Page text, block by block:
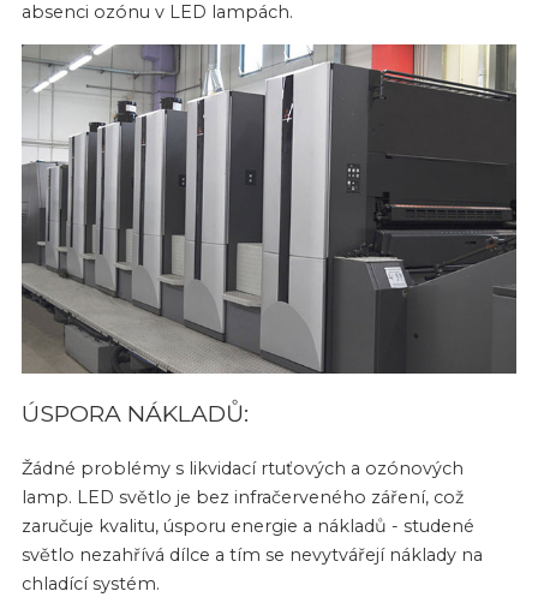
absenci ozónu v LED lampách.
ÚSPORA NÁKLADŮ:
Žádné problémy s likvidací rtuťových a ozónových
lamp. LED světlo je bez infračerveného záření, což
zaručuje kvalitu, úsporu energie a nákladů - studené
světlo nezahřívá dílce a tím se nevytvářejí náklady na
chladící systém.